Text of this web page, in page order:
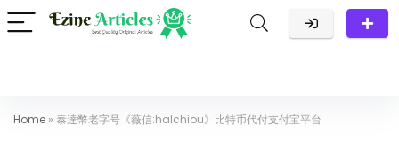
Home » 泰達幣老字号《薇信:halchiou》比特币代付支付宝平台